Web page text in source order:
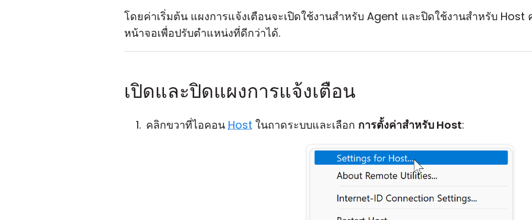
โดยค่าเริ่มต้น แผงการแจ้งเตือนจะเปิดใช้งานสำหรับ Agent และปิดใช้งานสำหรับ
หน้าจอเพื่อปรับตำแหน่งที่ดีกว่าได้.
เปิดและปิดแผงการแจ้งเตือน
คลิกขวาที่ไอคอน Host ในถาดระบบและเลือก การตั้งค่าสำหรับ Host: